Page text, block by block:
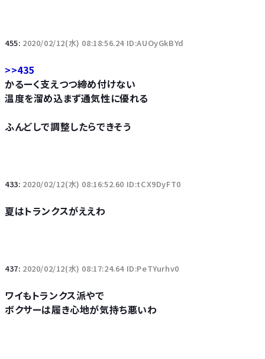
455: 2020/02/12(水) 08:18:56.24 ID:AUOyGkBYd
>>435
かるーく支えつつ締め付けない
温度を溜め込まず通気性に優れる
ふんどしで調整したらできそう
433: 2020/02/12(水) 08:16:52.60 ID:tCX9DyFT0
夏はトランクスがええわ
437: 2020/02/12(水) 08:17:24.64 ID:PeTYurhv0
ワイもトランクス派やで
ボクサーは履き心地が気持ち悪いわ